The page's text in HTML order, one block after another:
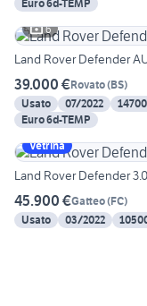
Euro 6d-TEMP
6
Land Rover Defender
39.000 €Rovato(BS)
Usato
07/2022
Euro 6d-TEMP
Vetrina
45.900 €Gatteo(FC)
Usato
03/2022